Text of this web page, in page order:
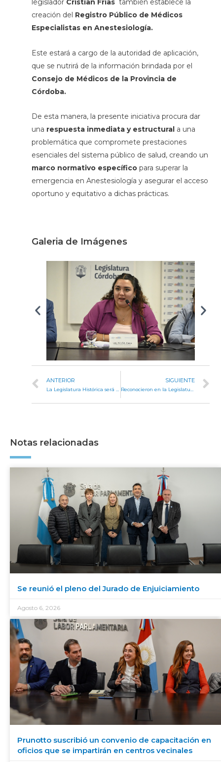
legislador Cristian Fríastambién establece la
creación del Registro Público de Médicos
Especialistas en Anestesiología.
Este estará a cargo de la autoridad de aplicación,
que se nutrirá de la información brindada por el
Consejo de Médicos de la Provincia de
Córdoba.
De esta manera, la presente iniciativa procura dar
una respuesta inmediata y estructural a una
problemática que compromete prestaciones
esenciales del sistema público de salud, creando un
marco normativo específicopara superar la
emergencia en Anestesiología y asegurar el acceso
oportuno y equitativo a dichas prácticas.
Galeria de Imágenes
ANTERIOR SIGUIENTE
Notas relacionadas
Se reunió el pleno del Jurado de Enjuiciamiento
Agosto 6, 2026
Prunotto suscribió un convenio de capacitación en
oficios que se impartirán en centros vecinales